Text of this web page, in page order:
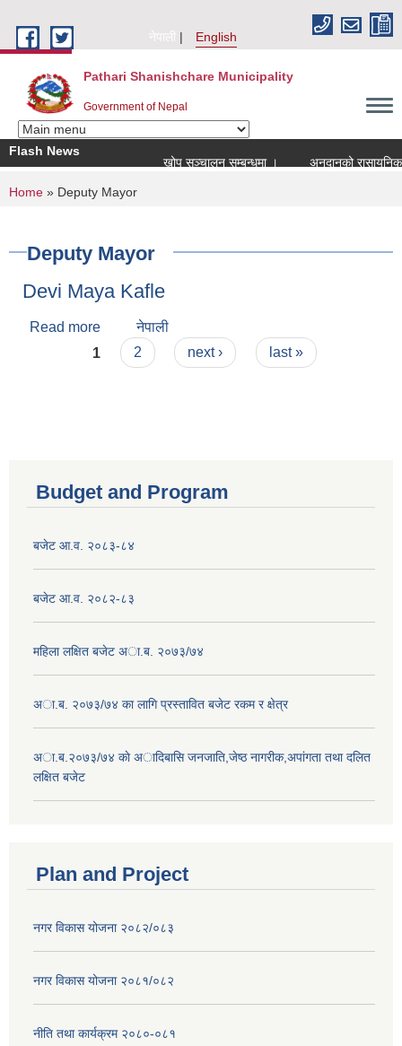
नेपाली
English
Pathari Shanishchare Municipality
Government of Nepal
Flash News
खोप सञ्चालन सम्बन्धमा ।
अनुदानको रासायनिक
You are here
Home » Deputy Mayor
Deputy Mayor
Devi Maya Kafle
Read more about Devi Maya Kafle
नेपाली
Pages
1 2 next › last »
Budget and Program
बजेट आ.व. २०८३-८४
बजेट आ.व. २०८२-८३
महिला लक्षित बजेट अा.ब. २०७३/७४
अा.ब. २०७३/७४ का लागि प्रस्तावित बजेट रकम र क्षेत्र
अा.ब.२०७३/७४ काे अादिबासि जनजाति,जेष्ठ नागरीक,अपांगता तथा दलित
लक्षित बजेट
Plan and Project
नगर विकास योजना २०८२/०८३
नगर विकास योजना २०८१/०८२
नीति तथा कार्यक्रम २०८०-०८१